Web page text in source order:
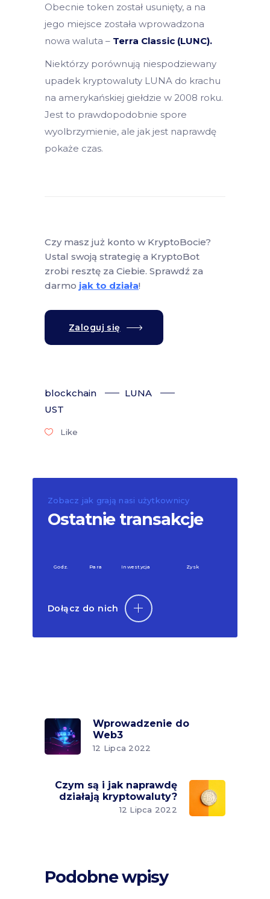
Obecnie token został usunięty, a na
jego miejsce została wprowadzona
nowa waluta – Terra Classic (LUNC).
Niektórzy porównują niespodziewany
upadek kryptowaluty LUNA do krachu
na amerykańskiej giełdzie w 2008 roku.
Jest to prawdopodobnie spore
wyolbrzymienie, ale jak jest naprawdę
pokaże czas.
Czy masz już konto w KryptoBocie?
Ustal swoją strategię a KryptoBot
zrobi resztę za Ciebie. Sprawdź za
darmo jak to działa!
Zaloguj się
blockchain
LUNA
UST
Like
Zobacz jak grają nasi użytkownicy
Ostatnie transakcje
Godz. Para Inwestycja Zysk
Dołącz do nich
Wprowadzenie do
Web3
12 Lipca 2022
Czym są i jak naprawdę
działają kryptowaluty?
12 Lipca 2022
Podobne wpisy